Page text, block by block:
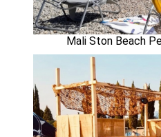
Mali Ston Beach